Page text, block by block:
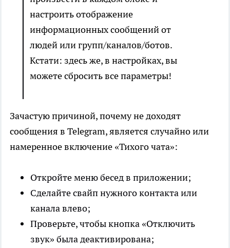
настроить отображение
информационных сообщений от
людей или групп/каналов/ботов.
Кстати: здесь же, в настройках, вы
можете сбросить все параметры!
Зачастую причиной, почему не доходят
сообщения в Telegram, является случайно или
намеренное включение «Тихого чата»:
Откройте меню бесед в приложении;
Сделайте свайп нужного контакта или
канала влево;
Проверьте, чтобы кнопка «Отключить
звук» была деактивирована;